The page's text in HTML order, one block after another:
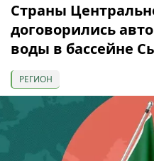
Страны
договорились
воды в бассейне
РЕГИОН